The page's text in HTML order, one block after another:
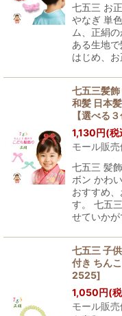
七五三 お
やなぎ 単
ム、正絹
ある生地
はじめ、
七五三髪
和髪 日本
【選べる３
1,130円(税
モール販売
七五三 髪
ボン かわ
おすすめ
す。 七五
せていか
七五三 子
付き ちん
2525]
1,050円(
モール販売